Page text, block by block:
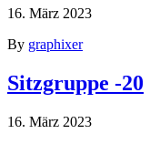
16. März 2023
By graphixer
Sitzgruppe -20
16. März 2023